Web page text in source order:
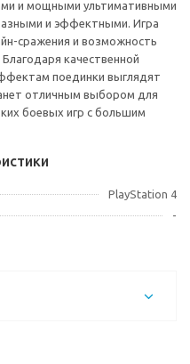
и мощными ультимативными
и эффектными. Игра
сражения и возможность
качественной
поединки выглядят
отличным выбором для
боевых игр с большим
PlayStation 4
-